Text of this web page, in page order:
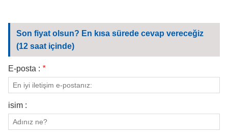
BIZIMLE ILETIŞIME GEÇIN
VIDEOLAR
Son fiyat olsun? En kısa sürede cevap vereceğiz
(12 saat içinde)
E-posta : *
isim :